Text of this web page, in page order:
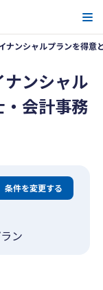
ナンシャルプランを得意
ンシャル
会計事務
条件を変更する
ン